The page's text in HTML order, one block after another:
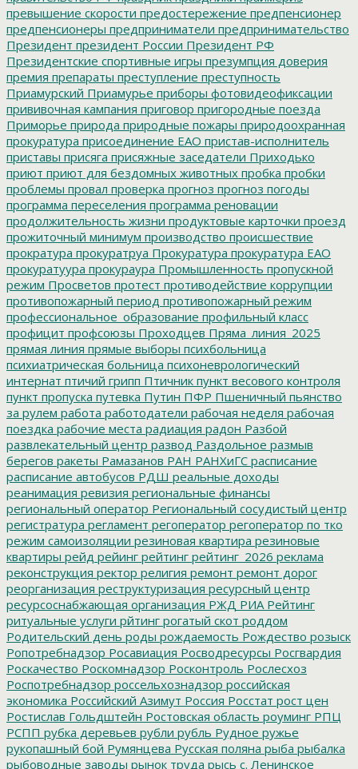
превышение скорости предостережение предпенсионер
предпенсионеры предприниматели предпринимательство
Президент президент России Президент РФ
Президентские спортивные игры презумпция доверия
премия препараты преступление преступность
Приамурский Приамурье приборы фотовидеофиксации
прививочная кампания приговор пригородные поезда
Приморье природа природные пожары природоохранная
прокуратура присоединение ЕАО пристав-исполнитель
приставы присяга присяжные заседатели Приходько
приют приют для бездомных животных пробка пробки
проблемы провал проверка прогноз прогноз погоды
программа переселения программа реновации
продолжительность жизни продуктовые карточки проезд
прожиточный минимум производство происшествие
прократура прокуратруа Прокуратура прокуратура ЕАО
прокуратуура прокураура Промышленность пропускной
режим Просветов протест противодействие коррупции
противопожарный период противопожарный режим
профессиональное_образование профильный класс
профицит профсоюзы Проходцев Пряма_линия_2025
прямая линия прямые выборы психбольница
психиатрическая больница психоневрологический
интернат птичий грипп Птичник пункт весового контроля
пункт пропуска путевка Путин ПФР Пшеничный пьянство
за рулем работа работодатели рабочая неделя рабочая
поездка рабочие места радиация радон Разбой
развлекательный центр развод Раздольное размыв
берегов ракеты Рамазанов РАН РАНХиГС расписание
расписание автобусов РДШ реальные доходы
реанимация ревизия региональные финансы
региональный оператор Региональный сосудистый центр
регистратура регламент регоператор регоператор по тко
режим самоизоляции резиновая квартира резиновые
квартиры рейд рейинг рейтинг рейтинг_2026 реклама
реконструкция ректор религия ремонт ремонт дорог
реорганизация реструктуризация ресурсный центр
ресурсоснабжающая организация РЖД РИА Рейтинг
ритуальные услуги рйтинг рогатый скот роддом
Родительский день роды рождаемость Рождество розыск
Ропотребнадзор Росавиация Росводресурсы Росгвардия
Роскачество Роскомнадзор Росконтроль Рослесхоз
Роспотребнадзор россельхознадзор российская
экономика Российский Азимут Россия Росстат рост цен
Ростислав Гольдштейн Ростовская область роуминг РПЦ
РСПП рубка деревьев рубли рубль Рудное ружье
рукопашный бой Румянцева Русская поляна рыба рыбалка
рыбоводные заводы рынок труда рысь с. Ленинское